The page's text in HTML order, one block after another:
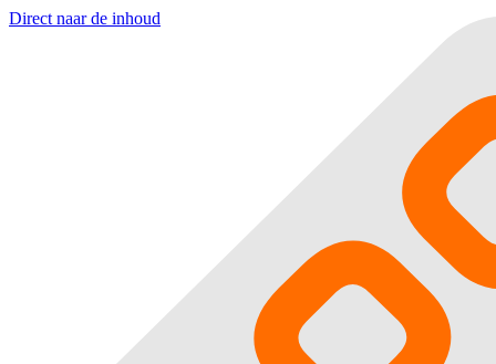
Direct naar de inhoud